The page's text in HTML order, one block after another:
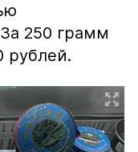
250 грамм
рублей.